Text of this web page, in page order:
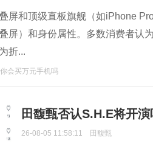
屏和顶级直板旗舰（如iPhone
屏）和身份属性。多数消费者认
折...
你会买万元手机吗
田馥甄否认S.H.E将开
26-08-05 11:58:11 田馥甄